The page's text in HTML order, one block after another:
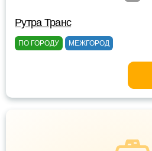
Рутра Транс
ПО ГОРОДУ МЕЖГОРОД